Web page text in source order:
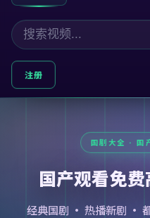
注册
国产观看免
经典国剧 · 热播新剧 ·